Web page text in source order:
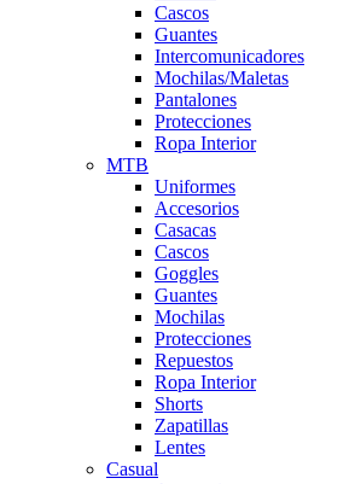
Cascos
Guantes
Intercomunicadores
Mochilas/Maletas
Pantalones
Protecciones
Ropa Interior
MTB
Uniformes
Accesorios
Casacas
Cascos
Goggles
Guantes
Mochilas
Protecciones
Repuestos
Ropa Interior
Shorts
Zapatillas
Lentes
Casual